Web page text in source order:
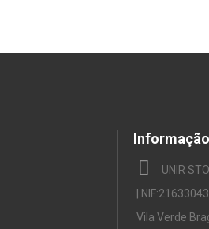
UNIR
|
Vila Verde